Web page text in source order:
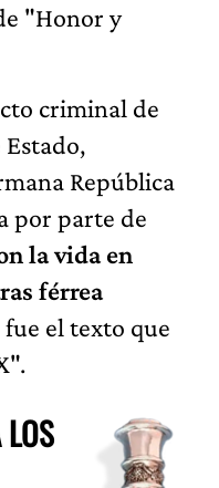
"Honor y
criminal de
República
por parte de
la vida en
férrea
el texto que